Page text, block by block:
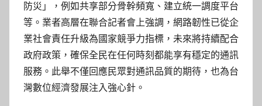
防災」，例如共享部分骨幹頻寬、建立統一調度平台
等。業者高層在聯合記者會上強調，網路韌性已從企
業社會責任升級為國家競爭力指標，未來將持續配合
政府政策，確保全民在任何時刻都能享有穩定的通訊
服務。此舉不僅回應民眾對通訊品質的期待，也為台
灣數位經濟發展注入強心針。